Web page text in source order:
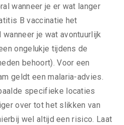
wanneer je er wat langer
B vaccinatie het
je wat avontuurlijk
ongelukje tijdens de
behoort). Voor een
geldt een malaria-advies.
specifieke locaties
over tot het slikken van
wel altijd een risico. Laat